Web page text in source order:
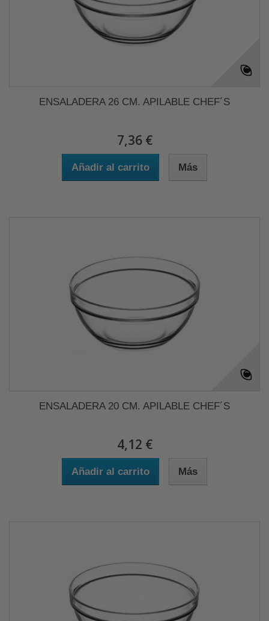
ENSALADERA 26 CM. APILABLE CHEF´S
7,36 €
Añadir al carrito Más
ENSALADERA 20 CM. APILABLE CHEF´S
4,12 €
Añadir al carrito Más